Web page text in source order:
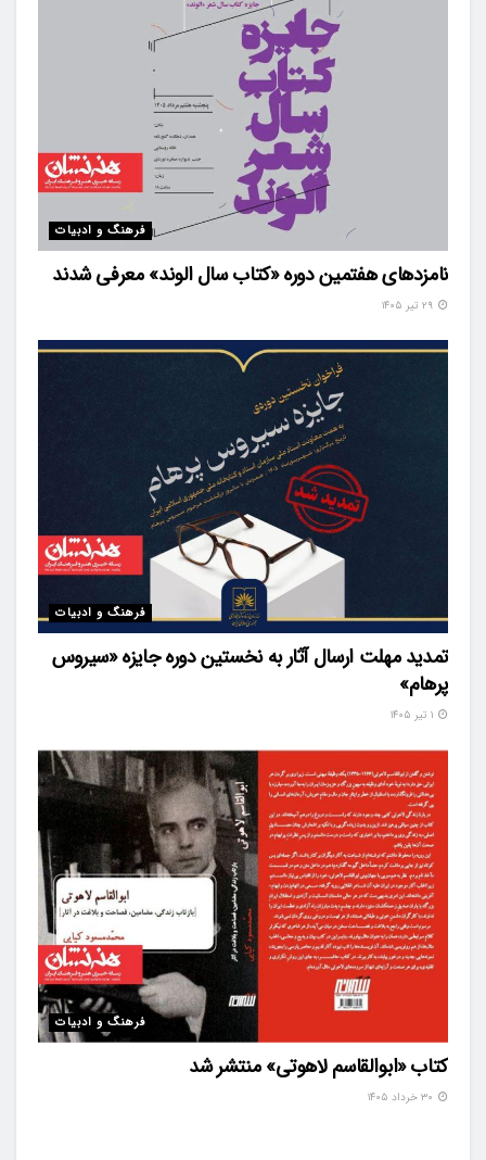
فرهنگ و ادبیات
نامزدهای هفتمین دوره «کتاب سال الوند» معرفی شدند
فرهنگ و ادبیات
تمدید مهلت ارسال آثار به نخستین دوره جایزه «سیروس
پرهام»
فرهنگ و ادبیات
کتاب «ابوالقاسم لاهوتی» منتشر شد